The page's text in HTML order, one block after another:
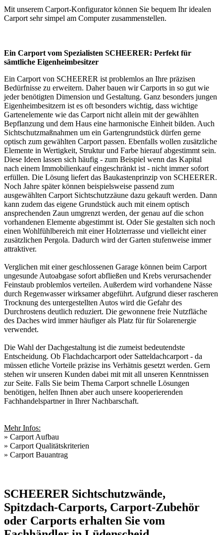
Mit unserem Carport-Konfiguratorkönnen Sie bequem Ihr idealen
Carport sehr simpel am Computer zusammenstellen.
Ein Carport vom Spezialisten SCHEERER: Perfekt für
sämtliche Eigenheimbesitzer
Ein Carport von SCHEERER ist problemlos an Ihre präzisen
Bedürfnisse zu erweitern. Daher bauen wir Carports in so gut wie
jeder benötigten Dimension und Gestaltung. Ganz besonders jungen
Eigenheimbesitzern ist es oft besonders wichtig, dass wichtige
Gartenelemente wie das Carport nicht allein mit der gewählten
Bepflanzung und dem Haus eine harmonische Einheit bilden. Auch
Sichtschutzmaßnahmen um ein Gartengrundstück dürfen gerne
optisch zum gewählten Carport passen. Ebenfalls wollen zusätzliche
Elemente in Wertigkeit, Struktur und Farbe hierauf abgestimmt sein.
Diese Ideen lassen sich häufig - zum Beispiel wenn das Kapital
nach einem Immobilienkauf eingeschränkt ist - nicht immer sofort
erfüllen. Die Lösung liefert das Baukastenprinzip von SCHEERER.
Noch Jahre später können beispielsweise passend zum
ausgewählten Carport Sichtschutzzäune dazu gekauft werden. Dann
kann zudem das eigene Grundstück auch mit einem optisch
ansprechenden Zaun umgrenzt werden, der genau auf die schon
vorhandenen Elemente abgestimmt ist. Oder Sie gestalten sich noch
einen Wohlfühlbereich mit einer Holzterrasse und vielleicht einer
zusätzlichen Pergola. Dadurch wird der Garten stufenweise immer
attraktiver.
Verglichen mit einer geschlossenen Garage können beim Carport
ungesunde Autoabgase sofort abfließen und Krebs verursachender
Feinstaub problemlos verteilen. Außerdem wird vorhandene Nässe
durch Regenwasser wirksamer abgeführt. Aufgrund dieser rascheren
Trocknung des untergestellten Autos wird die Gefahr des
Durchrostens deutlich reduziert. Die gewonnene freie Nutzfläche
des Daches wird immer häufiger als Platz für für Solarenergie
verwendet.
Die Wahl der Dachgestaltung ist die zumeist bedeutendste
Entscheidung. Ob Flachdachcarport oder Satteldachcarport - da
müssen etliche Vorteile präzise ins Verhätnis gesetzt werden. Gern
stehen wir unseren Kunden dabei mit mit all unseren Kenntnissen
zur Seite. Falls Sie beim Thema Carport schnelle Lösungen
benötigen, helfen Ihnen aber auch unsere kooperierenden
Fachhandelspartner in Ihrer Nachbarschaft.
Mehr Infos:
» Carport Aufbau
» Carport Qualitätskriterien
» Carport Bauantrag
SCHEERER Sichtschutzwände,
Spitzdach-Carports, Carport-Zubehör
oder Carports erhalten Sie vom